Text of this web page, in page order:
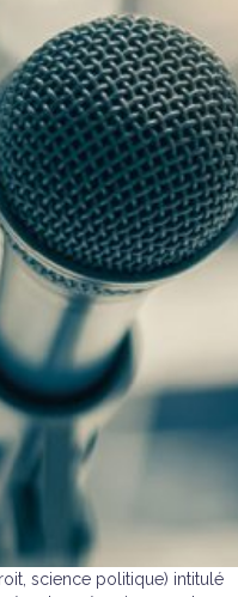
science politique) intitulé